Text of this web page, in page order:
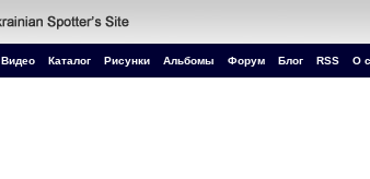
Видео Каталог Рисунки Альбомы Форум Блог RSS О